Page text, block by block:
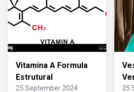
Vitamina A Formula
Estrutural
25 September 2024 25